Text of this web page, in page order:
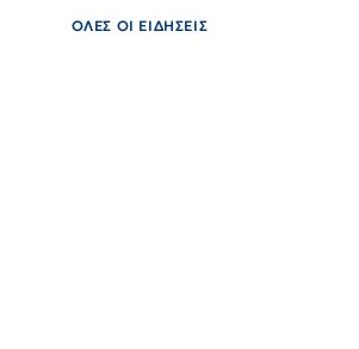
ΟΛΕΣ ΟΙ ΕΙΔΗΣΕΙΣ